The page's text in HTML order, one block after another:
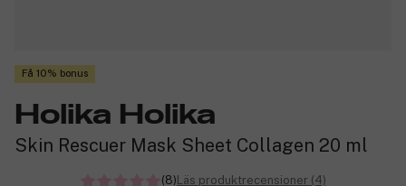
Få 10% bonus
Holika Holika
Skin Rescuer Mask Sheet Collagen 20 ml
(8)Läs produktrecensioner (4)